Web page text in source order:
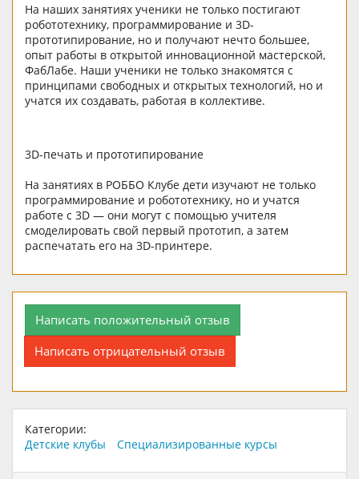
На наших занятиях ученики не только постигают
робототехнику, программирование и 3D-
прототипирование, но и получают нечто большее,
опыт работы в открытой инновационной мастерской,
ФабЛабе. Наши ученики не только знакомятся с
принципами свободных и открытых технологий, но и
учатся их создавать, работая в коллективе.
3D-печать и прототипирование
На занятиях в РОББО Клубе дети изучают не только
программирование и робототехнику, но и учатся
работе с 3D — они могут с помощью учителя
смоделировать свой первый прототип, а затем
распечатать его на 3D-принтере.
Написать положительный отзыв
Написать отрицательный отзыв
Категории:
Детские клубы
Специализированные курсы